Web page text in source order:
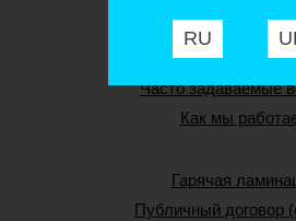
RU
Новости
Часто задаваемые
Как мы
Гарячая
Публичный договор